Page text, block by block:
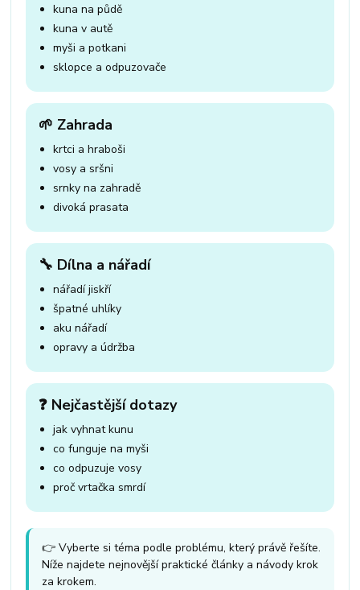
kuna na půdě
kuna v autě
myši a potkani
sklopce a odpuzovače
🌱 Zahrada
krtci a hraboši
vosy a sršni
srnky na zahradě
divoká prasata
🔧 Dílna a nářadí
nářadí jiskří
špatné uhlíky
aku nářadí
opravy a údržba
❓ Nejčastější dotazy
jak vyhnat kunu
co funguje na myši
co odpuzuje vosy
proč vrtačka smrdí
👉 Vyberte si téma podle problému, který právě řešíte.
Níže najdete nejnovější praktické články a návody krok
za krokem.